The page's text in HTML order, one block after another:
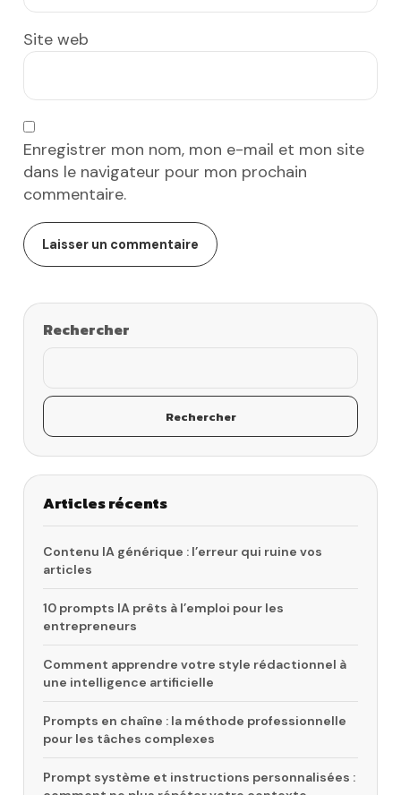
Site web
Enregistrer mon nom, mon e-mail et mon site
dans le navigateur pour mon prochain
commentaire.
Rechercher
Rechercher
Articles récents
Contenu IA générique : l’erreur qui ruine vos
articles
10 prompts IA prêts à l’emploi pour les
entrepreneurs
Comment apprendre votre style rédactionnel à
une intelligence artificielle
Prompts en chaîne : la méthode professionnelle
pour les tâches complexes
Prompt système et instructions personnalisées :